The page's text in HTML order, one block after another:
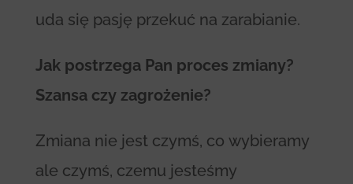
uda się pasję przekuć na zarabianie.
Jak postrzega Pan proces zmiany?
Szansa czy zagrożenie?
Zmiana nie jest czymś, co wybieramy
ale czymś, czemu jesteśmy